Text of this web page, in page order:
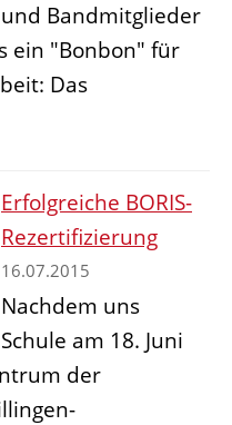
und Bandmitglieder
ein "Bonbon" für
Das
Erfolgreiche BORIS-
Rezertifizierung
16.07.2015
Nachdem uns
Schule am 18. Juni
der